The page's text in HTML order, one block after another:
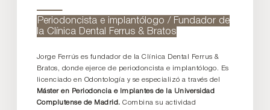
Periodoncista e implantólogo / Fundador de
la Clínica Dental Ferrus & Bratos
Jorge Ferrús es fundador de la Clínica Dental Ferrus &
Bratos, donde ejerce de periodoncista e implantólogo. Es
licenciado en Odontología y se especializó a través del
Máster en Periodoncia e Implantes de la Universidad
Complutense de Madrid. Combina su actividad